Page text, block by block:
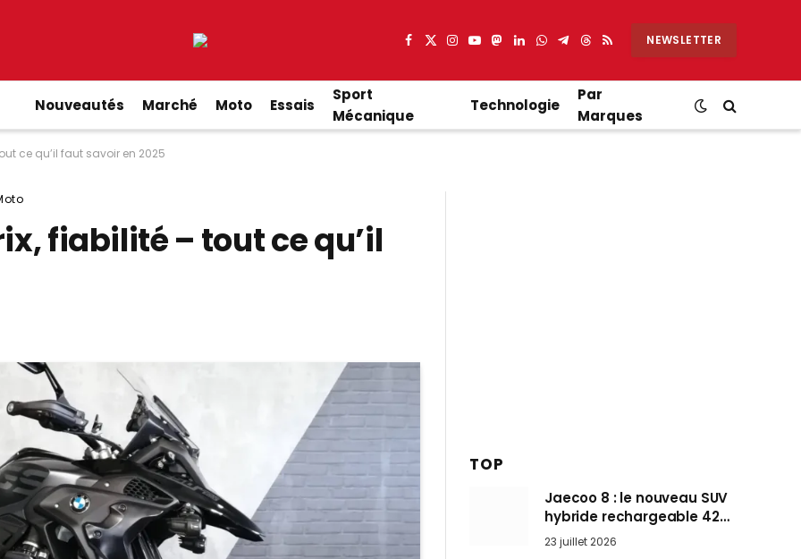
Facebook
X
Instagram
YouTube
Mastodon
LinkedIn
WhatsApp
Partager
Telegram
Threads
RSS NEWSLETTER
Nouveautés Marché Moto Essais
Sport
Mécanique
Technologie
Par
Marques
ce qu’il faut savoir en 2025
fiabilité – tout ce qu’il
TOP
Jaecoo 8 : le nouveau SUV
hybride rechargeable 428
ch qui vise l’Audi Q7 arrive
en Europe cet automne
23 juillet 2026